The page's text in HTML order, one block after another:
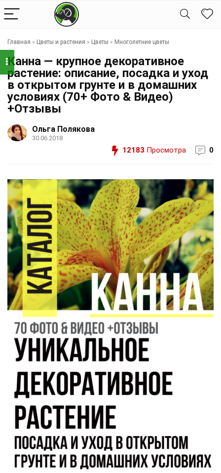
Главная » Цветы и растения » Цветы » Многолетние цветы
Канна — крупное декоративное
растение: описание, посадка и уход
в открытом грунте и в домашних
условиях (70+ Фото & Видео)
+Отзывы
Ольга Полякова
30.06.2018
12183 Просмотра 0